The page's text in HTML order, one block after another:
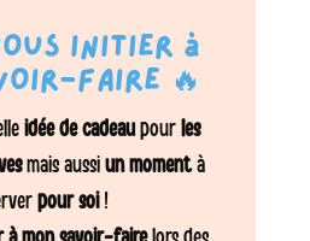
initier à
faire 🔥
idée de cadeaupourles
mais aussiun momentà
pour soi!